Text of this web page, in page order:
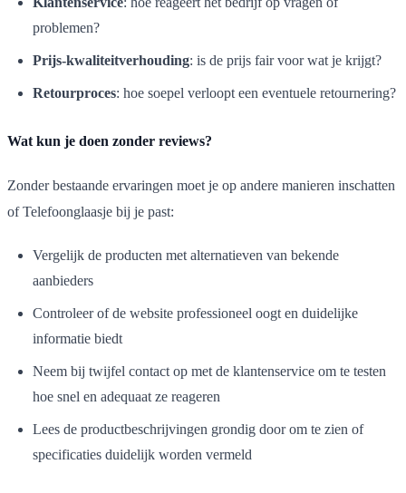
problemen?
Prijs-kwaliteitverhouding: is de prijs fair voor wat je krijgt?
Retourproces: hoe soepel verloopt een eventuele retournering?
Wat kun je doen zonder reviews?
Zonder bestaande ervaringen moet je op andere manieren inschatten
of Telefoonglaasje bij je past:
Vergelijk de producten met alternatieven van bekende
aanbieders
Controleer of de website professioneel oogt en duidelijke
informatie biedt
Neem bij twijfel contact op met de klantenservice om te testen
hoe snel en adequaat ze reageren
Lees de productbeschrijvingen grondig door om te zien of
specificaties duidelijk worden vermeld